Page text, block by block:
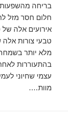
בריחה
חלום חסר מזל
אירועים אלה של
טבעי צורות אלה
מלא יותר
בהתעוררות
עצמי שחיוני
מוות….